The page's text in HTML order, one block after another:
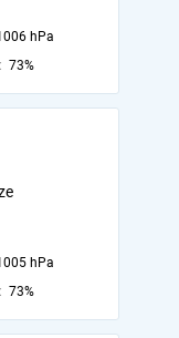
hPa
73%
hPa
73%